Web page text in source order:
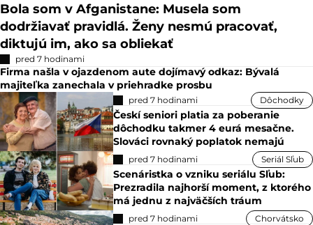
Bola som v Afganistane: Musela som
dodržiavať pravidlá. Ženy nesmú pracovať,
diktujú im, ako sa obliekať
pred 7 hodinami
Firma našla v ojazdenom aute dojímavý odkaz: Bývalá
majiteľka zanechala v priehradke prosbu
pred 7 hodinami Dôchodky
Českí seniori platia za poberanie
dôchodku takmer 4 eurá mesačne.
Slováci rovnaký poplatok nemajú
pred 7 hodinami Seriál Sľub
Scenáristka o vzniku seriálu Sľub:
Prezradila najhorší moment, z ktorého
má jednu z najväčších tráum
pred 7 hodinami Chorvátsko